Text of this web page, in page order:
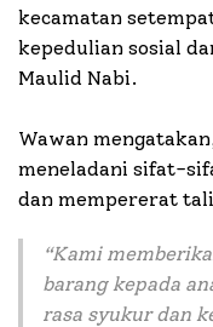
kecamatan
kepedulian sosial
Maulid Nabi.
Wawan
meneladani sifat-
dan mempererat
“Kami
barang kepada
rasa syukur dan